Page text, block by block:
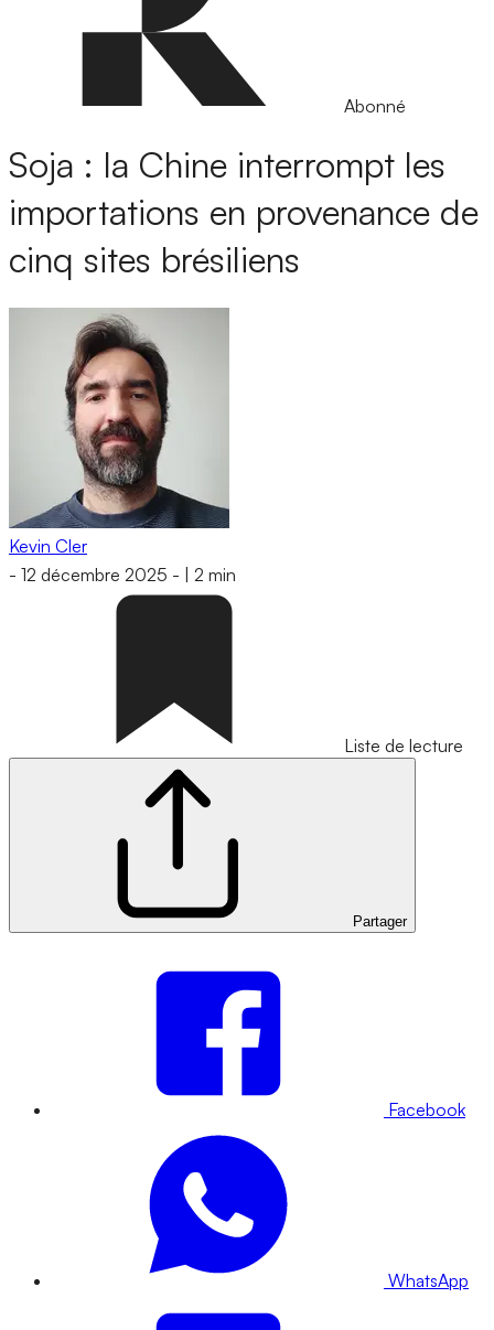
Abonné
Soja : la Chine interrompt les
importations en provenance de
cinq sites brésiliens
Kevin Cler
- 12 décembre 2025 - 2 min
Liste de lecture
Partager
Facebook
WhatsApp